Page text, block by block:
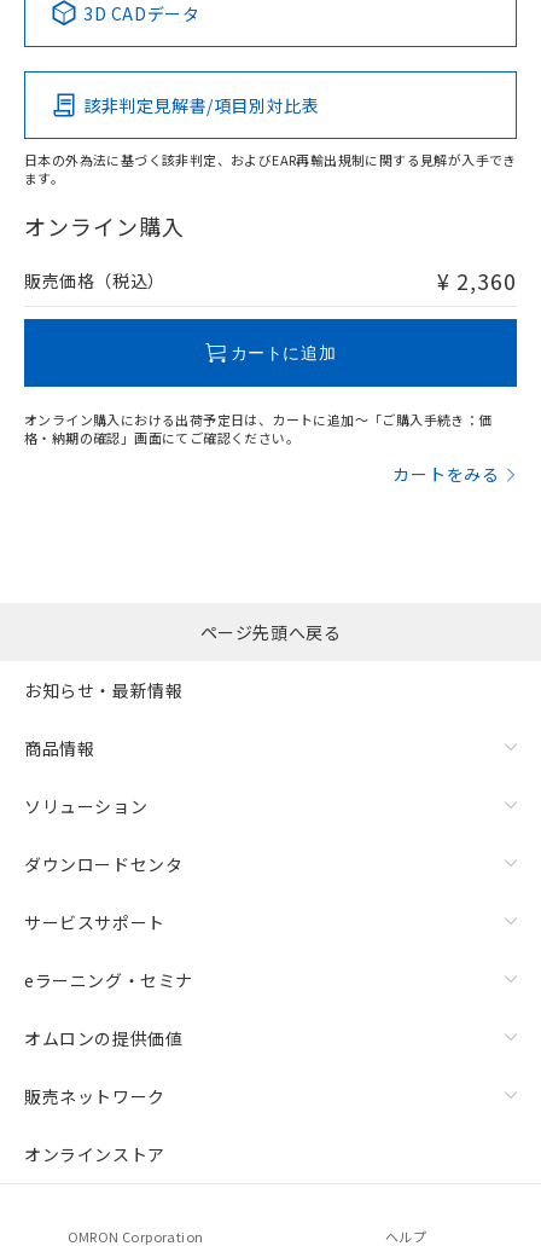
Pb Hg Cd Cr(VI)
O
在庫等で未対応品が混在する可能性があります。
問い合わせください。
この製品の規格認証/適合状況ページへ
その他の認証はこちらのページからご検索ください
3D CADデータ
該非判定見解書/項目別対比表
日本の外為法に基づく該非判定、およびEAR再輸出規制に関する見解が入手でき
ます。
オンライン購入
販売価格（税込） ¥ 2,360
カートに追加
オンライン購入における出荷予定日は、カートに追加～「ご購入手続き：価
格・納期の確認」画面にてご確認ください。
カートをみる
ページ先頭へ戻る
お知らせ・最新情報
商品情報
ソリューション
ダウンロードセンタ
サービスサポート
eラーニング・セミナ
オムロンの提供価値
販売ネットワーク
オンラインストア
OMRON Corporation ヘルプ